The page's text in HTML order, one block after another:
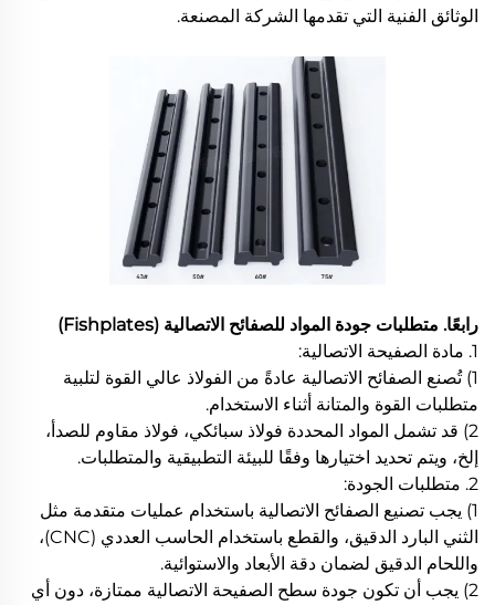
الوثائق الفنية التي تقدمها الشركة المصنعة.
رابعًا. متطلبات جودة المواد للصفائح الاتصالية (Fishplates)
1. مادة الصفيحة الاتصالية:
1) تُصنع الصفائح الاتصالية عادةً من الفولاذ عالي القوة لتلبية
متطلبات القوة والمتانة أثناء الاستخدام.
2) قد تشمل المواد المحددة فولاذ سبائكي، فولاذ مقاوم للصدأ،
إلخ، ويتم تحديد اختيارها وفقًا للبيئة التطبيقية والمتطلبات.
2. متطلبات الجودة:
1) يجب تصنيع الصفائح الاتصالية باستخدام عمليات متقدمة مثل
الثني البارد الدقيق، والقطع باستخدام الحاسب العددي (CNC)،
واللحام الدقيق لضمان دقة الأبعاد والاستوائية.
2) يجب أن تكون جودة سطح الصفيحة الاتصالية ممتازة، دون أي